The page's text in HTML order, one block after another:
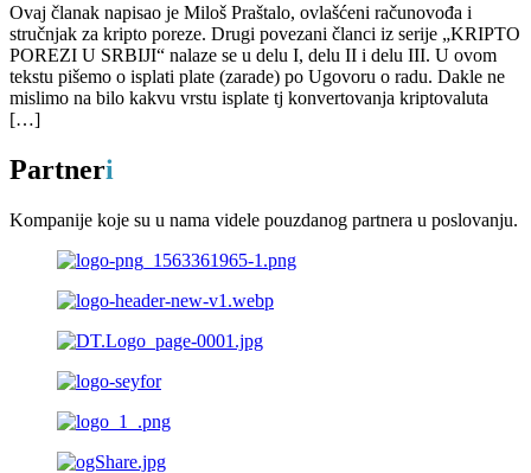
Ovaj članak napisao je Miloš Praštalo, ovlašćeni računovođa i
stručnjak za kripto poreze. Drugi povezani članci iz serije „KRIPTO
POREZI U SRBIJI“ nalaze se u delu I, delu II i delu III. U ovom
tekstu pišemo o isplati plate (zarade) po Ugovoru o radu. Dakle ne
mislimo na bilo kakvu vrstu isplate tj konvertovanja kriptovaluta
[…]
Partneri
Kompanije koje su u nama videle pouzdanog partnera u poslovanju.